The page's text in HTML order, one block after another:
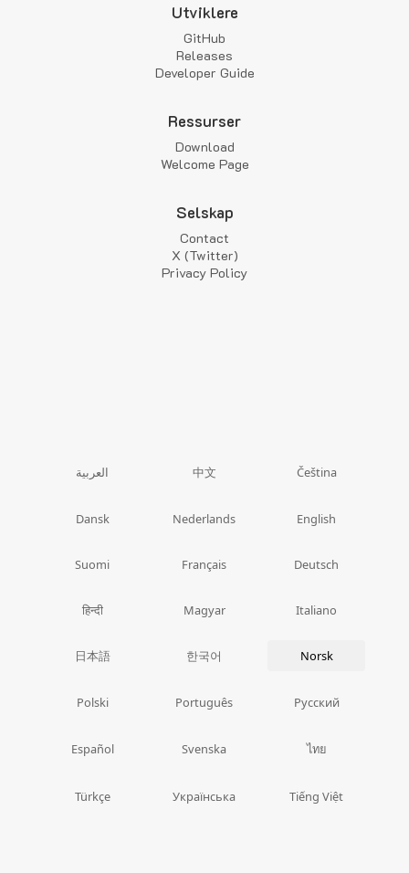
Utviklere
GitHub
Releases
Developer Guide
Ressurser
Download
Welcome Page
Selskap
Contact
X (Twitter)
Privacy Policy
العربية 中文 Čeština
Dansk Nederlands English
Suomi Français Deutsch
हिन्दी Magyar Italiano
日本語 한국어 Norsk
Polski Português Русский
Español Svenska ไทย
Türkçe Українська Tiếng Việt